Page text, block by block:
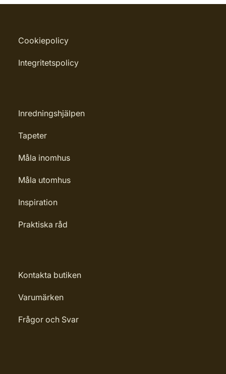
Cookiepolicy
Integritetspolicy
Inredningshjälpen
Tapeter
Måla inomhus
Måla utomhus
Inspiration
Praktiska råd
Kontakta butiken
Varumärken
Frågor och Svar